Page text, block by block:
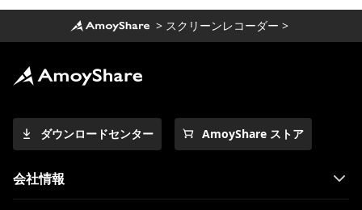
> スクリーンレコーダー >
ダウンロードセンター AmoyShare ストア
会社情報